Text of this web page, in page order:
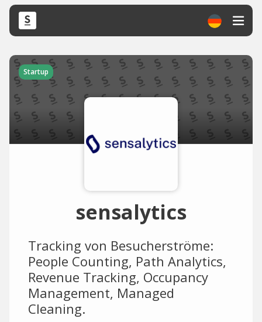
Startup
sensalytics
Tracking von Besucherströme:
People Counting, Path Analytics,
Revenue Tracking, Occupancy
Management, Managed
Cleaning.